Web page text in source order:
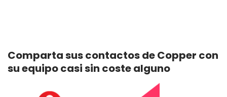
Comparta sus contactos de Copper con
su equipo casi sin coste alguno